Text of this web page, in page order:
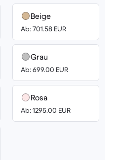
Beige
Ab: 701.58 EUR
Grau
Ab: 699.00 EUR
Rosa
Ab: 1295.00 EUR